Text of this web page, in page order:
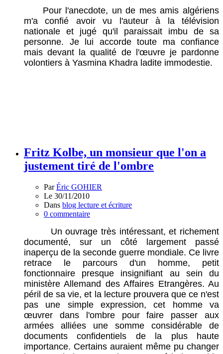
Pour l'anecdote, un de mes amis algériens
m'a confié avoir vu l'auteur à la télévision
nationale et jugé qu'il paraissait imbu de sa
personne. Je lui accorde toute ma confiance
mais devant la qualité de l'œuvre je pardonne
volontiers à Yasmina Khadra ladite immodestie.
Fritz Kolbe, un monsieur que l'on a
justement tiré de l'ombre
ParÉric GOHIER
Le 30/11/2010
Dans blog lecture et écriture
0 commentaire
Un ouvrage très intéressant, et richement
documenté, sur un côté largement passé
inaperçu de la seconde guerre mondiale. Ce livre
retrace le parcours d'un homme, petit
fonctionnaire presque insignifiant au sein du
ministère Allemand des Affaires Etrangères. Au
péril de sa vie, et la lecture prouvera que ce n'est
pas une simple expression, cet homme va
œuvrer dans l'ombre pour faire passer aux
armées alliées une somme considérable de
documents confidentiels de la plus haute
importance. Certains auraient même pu changer